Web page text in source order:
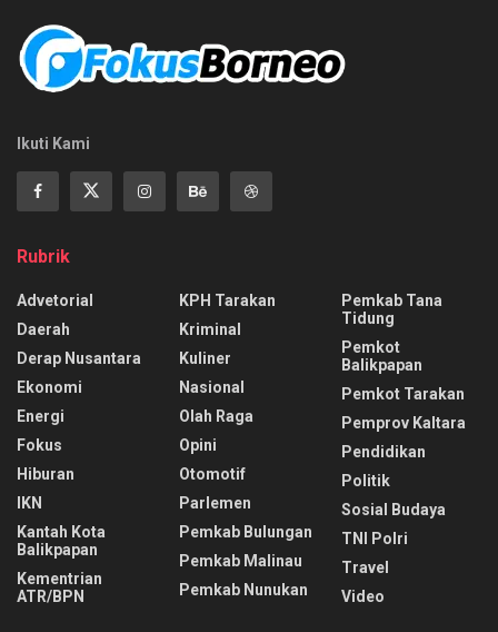
Ikuti Kami
Rubrik
Advetorial
Daerah
Derap Nusantara
Ekonomi
Energi
Fokus
Hiburan
IKN
Kantah Kota
Balikpapan
Kementrian
ATR/BPN
KPH Tarakan
Kriminal
Kuliner
Nasional
Olah Raga
Opini
Otomotif
Parlemen
Pemkab Bulungan
Pemkab Malinau
Pemkab Nunukan
Pemkab Tana
Tidung
Pemkot
Balikpapan
Pemkot Tarakan
Pemprov Kaltara
Pendidikan
Politik
Sosial Budaya
TNI Polri
Travel
Video